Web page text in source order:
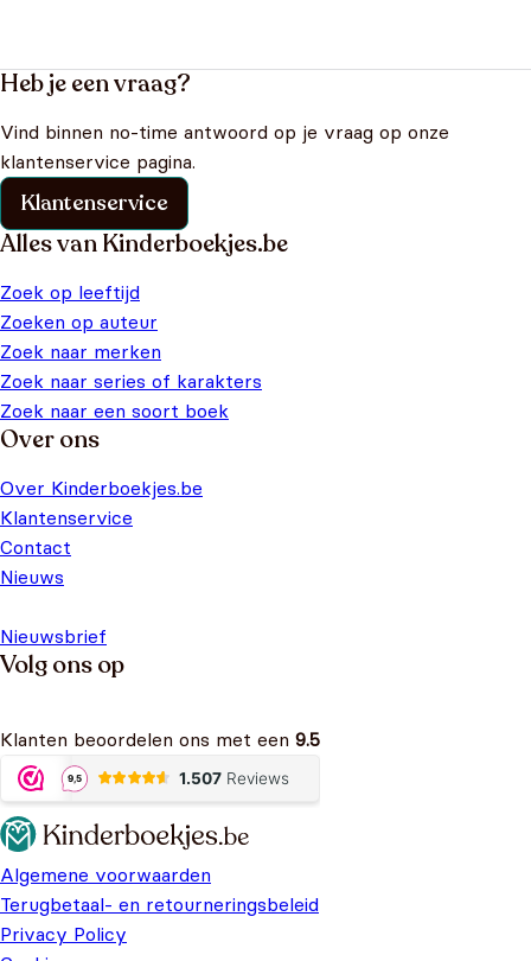
Heb je een vraag?
Vind binnen no-time antwoord op je vraag op onze
klantenservice pagina.
Klantenservice
Alles van Kinderboekjes.be
Zoek op leeftijd
Zoeken op auteur
Zoek naar merken
Zoek naar series of karakters
Zoek naar een soort boek
Over ons
Over Kinderboekjes.be
Klantenservice
Contact
Nieuws
Nieuwsbrief
Volg ons op
Klanten beoordelen ons met een 9.5
Algemene voorwaarden
Terugbetaal- en retourneringsbeleid
Privacy Policy